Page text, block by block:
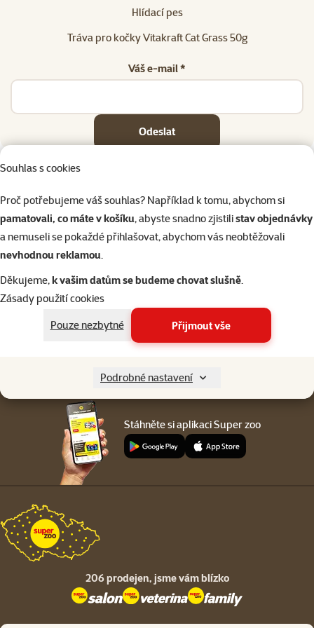
Souhlas s cookies
Proč potřebujeme váš souhlas? Například k tomu, abychom si
pamatovali, co máte v košíku, abyste snadno zjistilistav objednávky
a nemuseli se pokaždé přihlašovat, abychom vás neobtěžovali
nevhodnou reklamou.
Děkujeme,k vašim datům se budeme chovat slušně.
Zásady použití cookies
Pouze nezbytné
Přijmout vše
Podrobné nastavení
Hlídací pes
Tráva pro kočky Vitakraft Cat Grass 50g
Váš e-mail *
Odeslat
Napište nám
eshop@superzoo.cz
321 000 180
Po–Pá 7:00 – 18:00
Online chat
nebo
206 prodejen
Menu v patičce
Pro zákazníky
Stáhněte si aplikaci Super zoo
206 prodejen, jsme vám blízko